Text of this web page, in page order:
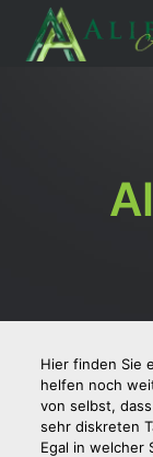
Hier finden Sie
helfen noch
von selbst,
sehr diskreten
Egal in welcher